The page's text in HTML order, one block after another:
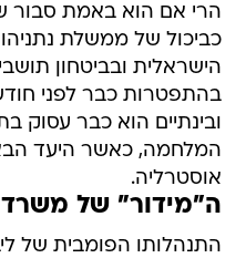
הרי אם הוא באמת סבור
כביכול של ממשלת
הישראלית ובביטחון
בהתפטרות כבר לפני
ובינתיים הוא כבר עסוק
המלחמה, כאשר היעד
אוסטרליה.
ה"מידור" של
התנהלותו הפומבית של